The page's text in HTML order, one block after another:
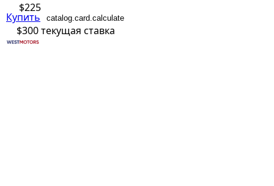
$225
Купить catalog.card.calculate
$300текущая ставка